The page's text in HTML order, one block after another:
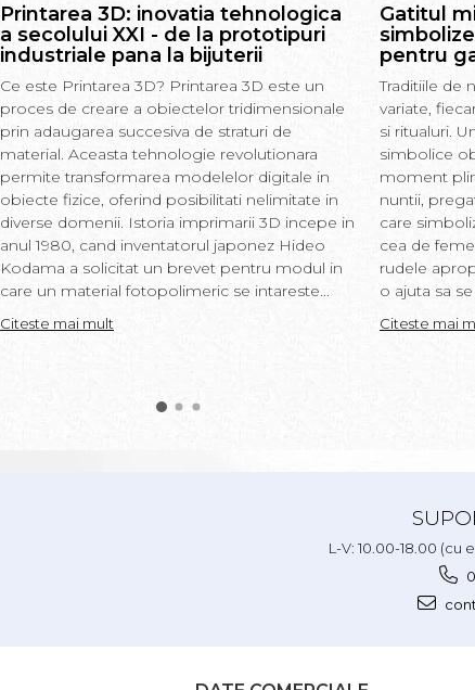
Printarea 3D: inovatia tehnologica
a secolului XXI - de la prototipuri
industriale pana la bijuterii
Ce este Printarea 3D? Printarea 3D este un
proces de creare a obiectelor tridimensionale
prin adaugarea succesiva de straturi de
material. Aceasta tehnologie revolutionara
permite transformarea modelelor digitale in
obiecte fizice, oferind posibilitati nelimitate in
diverse domenii. Istoria imprimarii 3D incepe in
anul 1980, cand inventatorul japonez Hideo
Kodama a solicitat un brevet pentru modul in
care un material fotopolimeric se intareste...
Citeste mai mult
Gatitul
pentru
Traditiile de
variate,
si ritualuri.
simbolice
moment
nuntii,
care
cea de
rudele
o ajuta sa
Citeste mai
L-V: 10.00-18.00